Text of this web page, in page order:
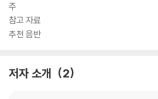
주
참고 자료
추천 음반
저자 소개 2